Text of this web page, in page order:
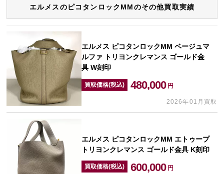
エルメスのピコタンロックMMのその他買取実績
エルメス ピコタンロックMM ベージュマ
ルファ トリヨンクレマンス ゴールド金
具 W刻印
買取価格(税込) 480,000 円
2026年01月買取
エルメス ピコタンロックMM エトゥープ
トリヨンクレマンス ゴールド金具 K刻印
買取価格(税込) 600,000 円